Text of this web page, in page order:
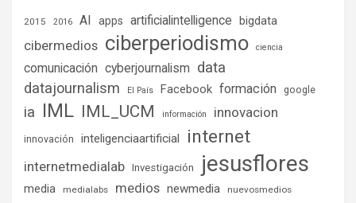
2015 2016 AI apps artificialintelligence bigdata
cibermedios ciberperiodismo ciencia
comunicación cyberjournalism data
datajournalism El País Facebook formación google
ia IML IML_UCM información innovacion
innovación inteligenciaartificial internet
internetmedialab Investigación jesusflores
media medialabs medios newmedia nuevosmedios